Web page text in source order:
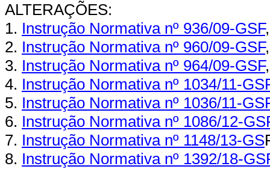
ALTERAÇÕES:
1. Instrução Normativa nº 936/09-GSF
2. Instrução Normativa nº 960/09-GSF
3. Instrução Normativa nº 964/09-GSF
4. Instrução Normativa nº 1034/11-
5. Instrução Normativa nº 1036/11-
6. Instrução Normativa nº 1086/12-
7. Instrução Normativa nº 1148/13-GS
8. Instrução Normativa nº 1392/18-